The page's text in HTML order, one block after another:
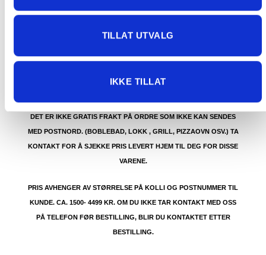
TILLAT UTVALG
IKKE TILLAT
dørmatten):
GRATIS FRAKT PÅ ORDRE OVER 1500 KR SOM KAN SENDES
DET ER IKKE GRATIS FRAKT PÅ ORDRE SOM IKKE KAN SENDES
MED POSTNORD. (BOBLEBAD, LOKK , GRILL, PIZZAOVN OSV.) TA
KONTAKT FOR Å SJEKKE PRIS LEVERT HJEM TIL DEG FOR DISSE
VARENE.
PRIS AVHENGER AV STØRRELSE PÅ KOLLI OG POSTNUMMER TIL
KUNDE. CA. 1500- 4499 KR. OM DU IKKE TAR KONTAKT MED OSS
PÅ TELEFON FØR BESTILLING, BLIR DU KONTAKTET ETTER
BESTILLING.